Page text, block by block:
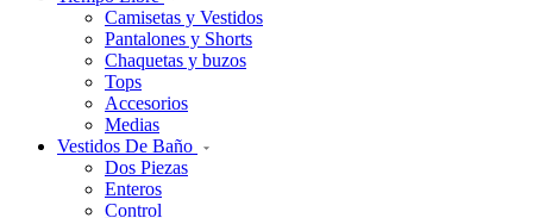
Camisetas y Vestidos
Pantalones y Shorts
Chaquetas y buzos
Tops
Accesorios
Medias
Vestidos De Baño
Dos Piezas
Enteros
Control